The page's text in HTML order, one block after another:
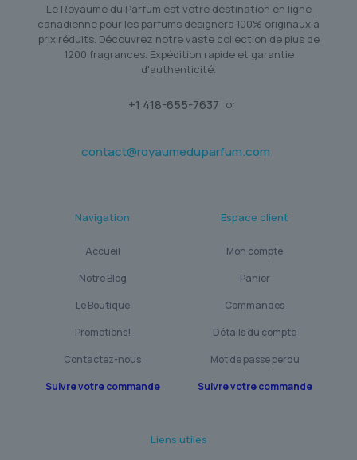
Le Royaume du Parfum est votre destination en ligne
canadienne pour les parfums designers 100% originaux à
prix réduits. Découvrez notre vaste collection de plus de
1200 fragrances. Expédition rapide et garantie
d'authenticité.
+1 418-655-7637 or
contact@royaumeduparfum.com
Navigation
Accueil
Notre Blog
Le Boutique
Promotions!
Contactez-nous
Suivre votre commande
Espace client
Mon compte
Panier
Commandes
Détails du compte
Mot de passe perdu
Suivre votre commande
Liens utiles